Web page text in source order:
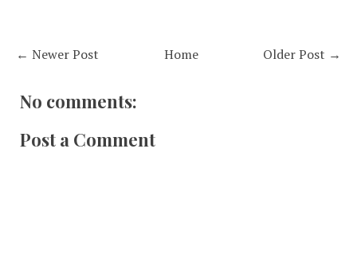
← Newer Post Older Post →
Home
No comments:
Post a Comment